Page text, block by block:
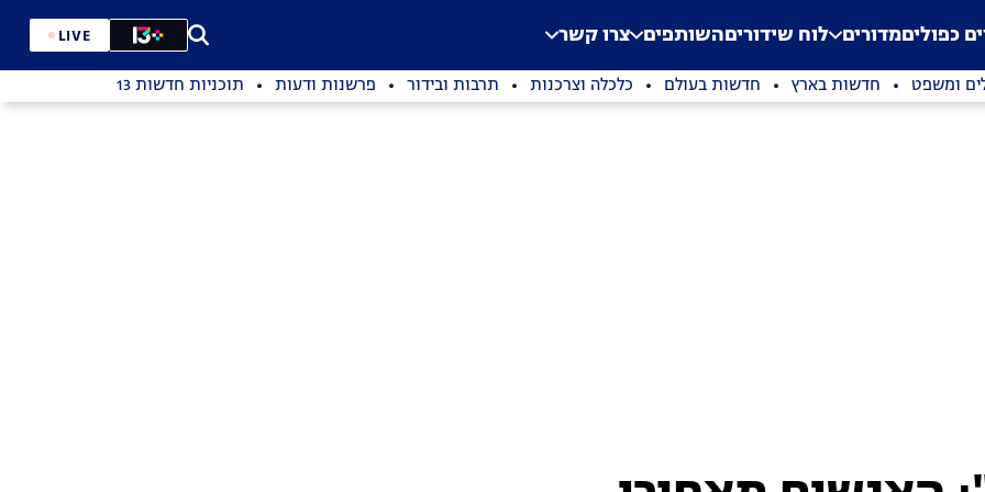
Application error: a
. כפוליםמדורים לוח שידוריםהשותפים צרו קשר LIVE
ומשפט חדשות בארץ חדשות בעולם כלכלה וצרכנות תרבות ובידור פרשנות ודעות תוכניות חדשות 13